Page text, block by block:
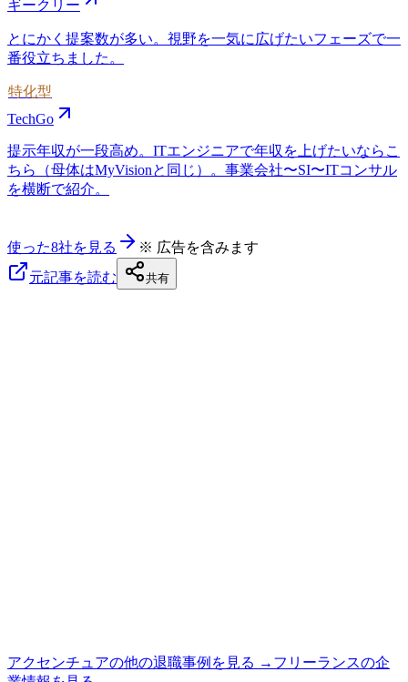
ギークリー
とにかく提案数が多い。視野を一気に広げたいフェーズで一
番役立ちました。
特化型
TechGo
提示年収が一段高め。ITエンジニアで年収を上げたいならこ
ちら（母体はMyVisionと同じ）。事業会社〜SI〜ITコンサル
を横断で紹介。
使った8社を見る
※ 広告を含みます
元記事を読む
共有
アクセンチュアの他の退職事例を見る → フリーランスの企